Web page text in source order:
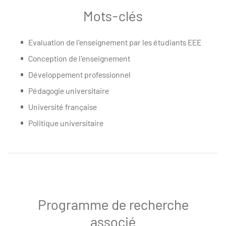
Mots-clés
Evaluation de l'enseignement par les étudiants EEE
Conception de l'enseignement
Développement professionnel
Pédagogie universitaire
Université française
Politique universitaire
Programme de recherche
associé